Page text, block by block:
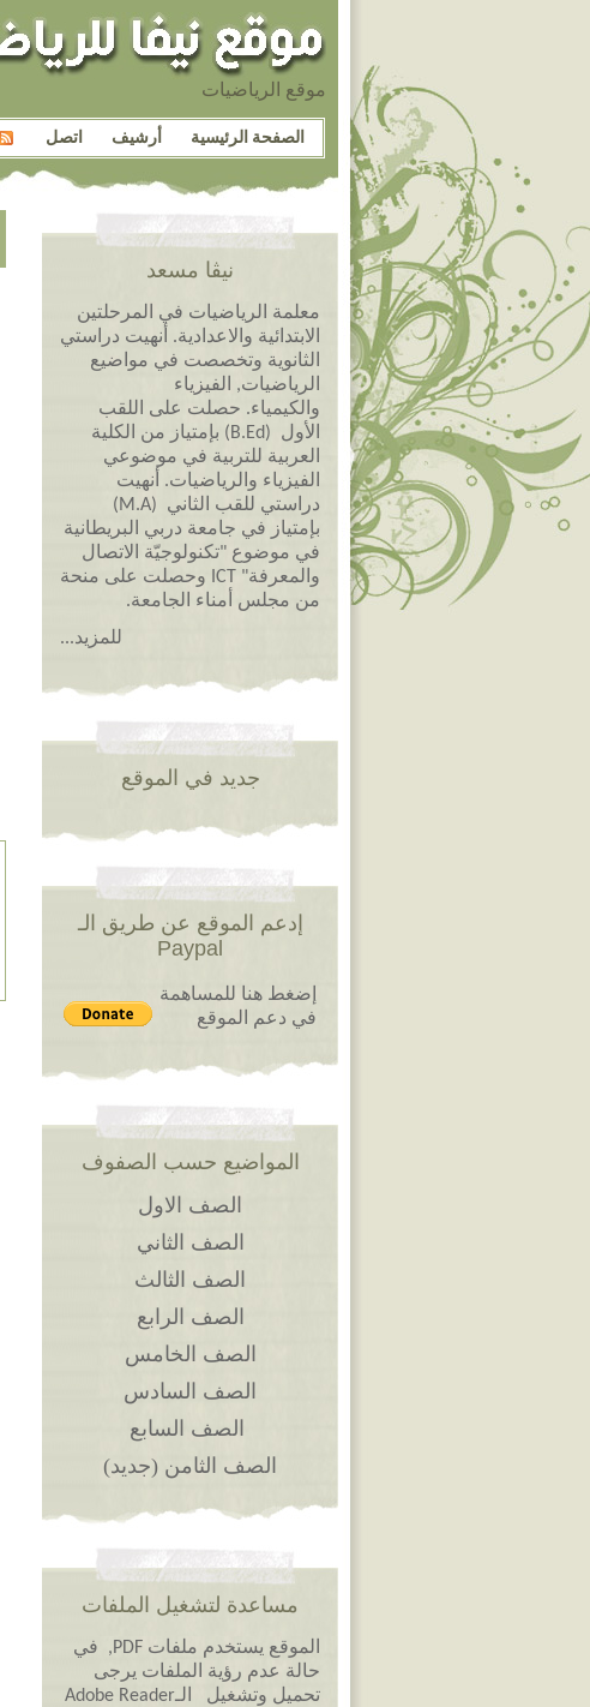
موقع الرياضيات
الصفحة الرئيسية أرشيف اتصل
نيڤا مسعد
معلمة الرياضيات في المرحلتين
الابتدائية والاعدادية. أنهيت دراستي
الثانوية وتخصصت في مواضيع
الرياضيات, الفيزياء
والكيمياء. حصلت على اللقب
الأول (B.Ed) بإمتياز من الكلية
العربية للتربية في موضوعي
الفيزياء والرياضيات. أنهيت
دراستي للقب الثاني (M.A)
بإمتياز في جامعة دربي البريطانية
في موضوع "تكنولوجيّة الاتصال
والمعرفة" ICT وحصلت على منحة
من مجلس أمناء الجامعة.
للمزيد...
جديد في الموقع
إدعم الموقع عن طريق الـ
Paypal
إضغط هنا للمساهمة
في دعم الموقع
المواضيع حسب الصفوف
الصف الاول
الصف الثاني
الصف الثالث
الصف الرابع
الصف الخامس
الصف السادس
الصف السابع
الصف الثامن (جديد)
مساعدة لتشغيل الملفات
الموقع يستخدم ملفات PDF, في
حالة عدم رؤية الملفات يرجى
تحميل وتشغيل الـAdobe Reader